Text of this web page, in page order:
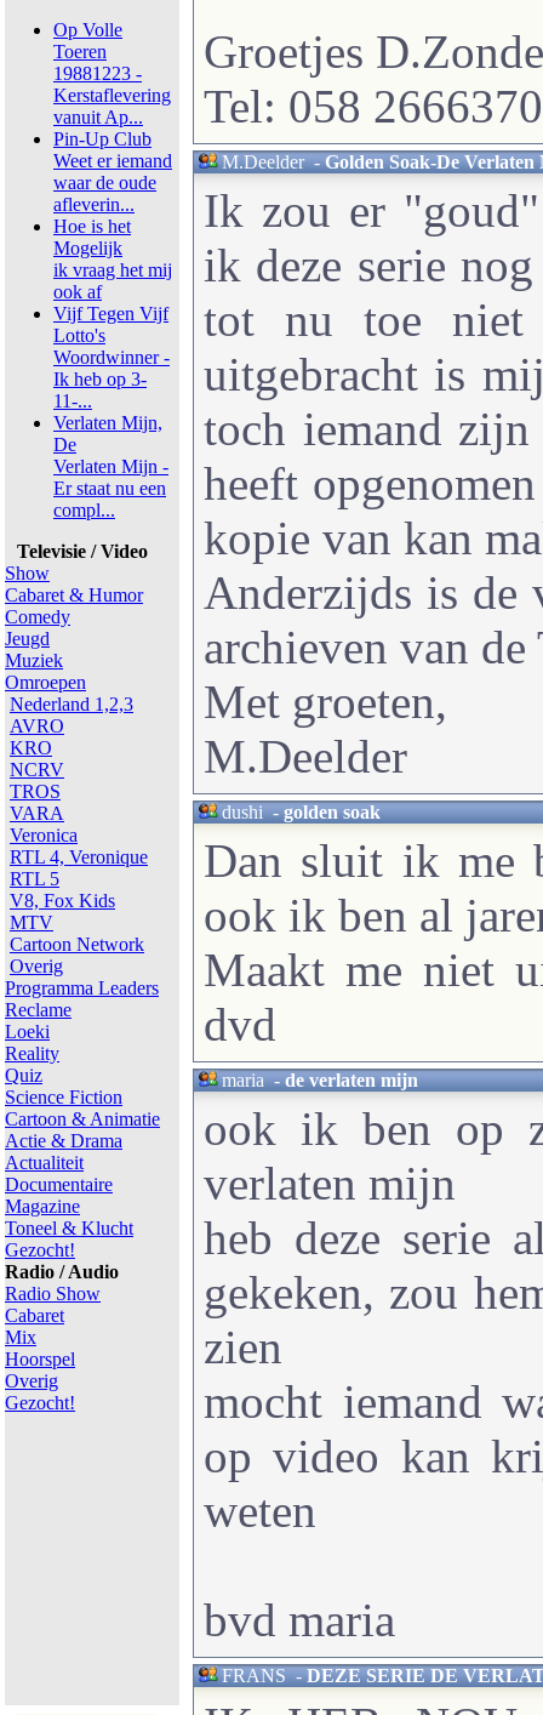
Op Volle
Toeren
19881223 -
Kerstaflevering
vanuit Ap...
Pin-Up Club
Weet er iemand
waar de oude
afleverin...
Hoe is het
Mogelijk
ik vraag het mij
ook af
Vijf Tegen Vijf
Lotto's
Woordwinner -
Ik heb op 3-
11-...
Verlaten Mijn,
De
Verlaten Mijn -
Er staat nu een
compl...
Televisie / Video
Show
Cabaret & Humor
Comedy
Jeugd
Muziek
Omroepen
Nederland 1,2,3
AVRO
KRO
NCRV
TROS
VARA
Veronica
RTL 4, Veronique
RTL 5
V8, Fox Kids
MTV
Cartoon Network
Overig
Programma Leaders
Reclame
Loeki
Reality
Quiz
Science Fiction
Cartoon & Animatie
Actie & Drama
Actualiteit
Documentaire
Magazine
Toneel & Klucht
Gezocht!
Radio / Audio
Radio Show
Cabaret
Mix
Hoorspel
Overig
Gezocht!
Groetjes
Tel: 058 2666370
M.Deelder-Golden Soak-De
Ik zou er
ik deze serie
tot nu toe
uitgebracht is
toch iemand zijn
heeft
kopie van kan
Anderzijds is de
archieven van de
Met groeten,
M.Deelder
dushi-golden soak
Dan sluit ik me
ook ik ben al
Maakt me niet
dvd
maria-de verlaten mijn
ook ik ben op
verlaten mijn
heb deze serie
gekeken, zou
zien
mocht iemand
op video kan
weten
bvd maria
FRANS-DEZE SERIE DE